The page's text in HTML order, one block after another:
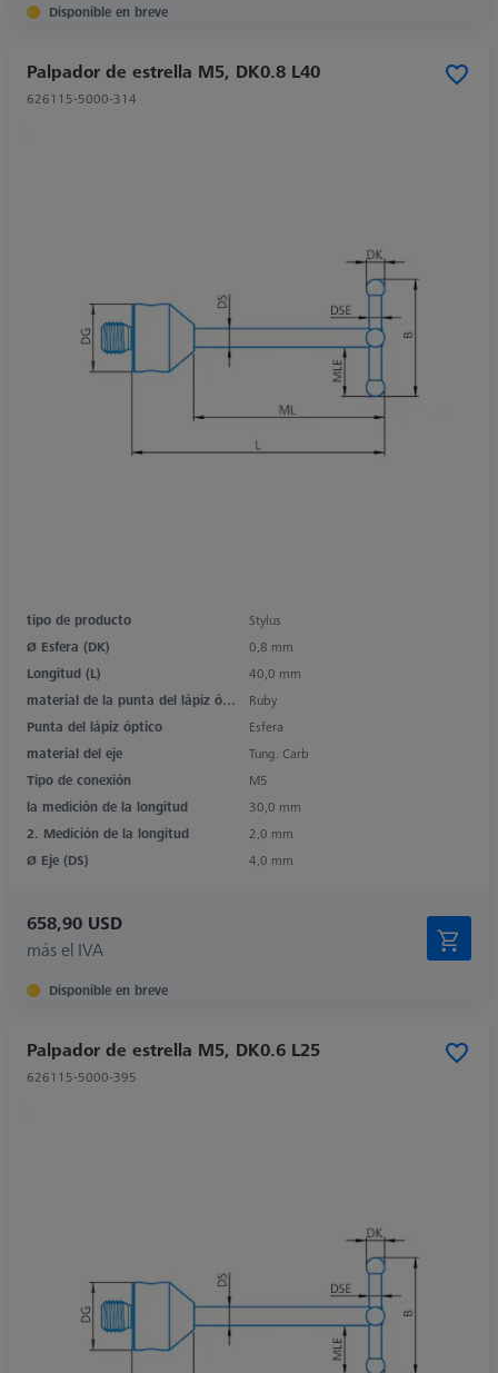
Disponible en breve
Palpador de estrella M5, DK0.8 L40
626115-5000-314
tipo de producto
Stylus
Ø Esfera (DK)
0,8 mm
Longitud (L)
40,0 mm
material de la punta del lápiz óptico
Ruby
Punta del lápiz óptico
Esfera
material del eje
Tung. Carb
Tipo de conexión
M5
la medición de la longitud
30,0 mm
2. Medición de la longitud
2,0 mm
Ø Eje (DS)
4,0 mm
658,90 USD
más el IVA
Disponible en breve
Palpador de estrella M5, DK0.6 L25
626115-5000-395